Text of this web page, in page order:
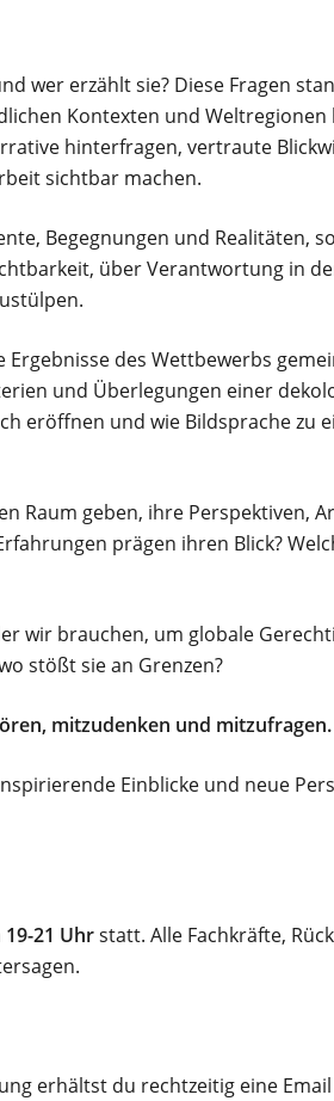
wer erzählt sie? Diese Fragen
Kontexten und
hinterfragen, vertraute
sichtbar machen.
Begegnungen und Realitäten,
über Verantwortung in
Ergebnisse des Wettbewerbs
und Überlegungen einer
eröffnen und wie Bildsprache zu
Raum geben, ihre Perspektiven,
prägen ihren Blick?
wir brauchen, um globale
stößt sie an Grenzen?
mitzudenken und mitzufragen.
Einblicke und neue
21 Uhrstatt. Alle Fachkräfte,
erhältst du rechtzeitig eine